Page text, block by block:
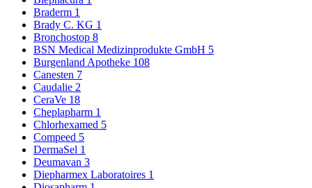
Braderm 1
Brady C. KG 1
Bronchostop 8
BSN Medical Medizinprodukte GmbH 5
Burgenland Apotheke 108
Canesten 7
Caudalie 2
CeraVe 18
Cheplapharm 1
Chlorhexamed 5
Compeed 5
DermaSel 1
Deumavan 3
Diepharmex Laboratoires 1